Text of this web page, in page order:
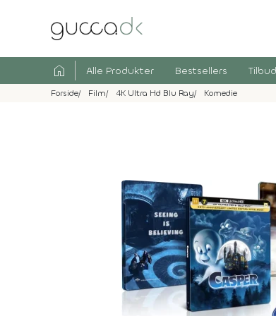
home Alle Produkter Bestsellers Tilbud
Forside Film 4K Ultra Hd Blu Ray Komedie